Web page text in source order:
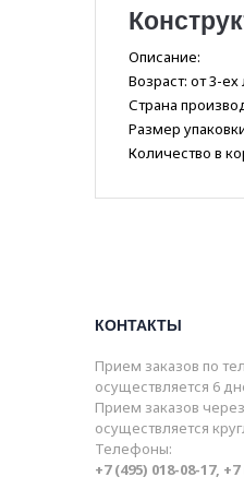
Описание:
Возраст: от 3-ех
Страна
Размер
Количество в
КОНТАКТЫ
Прием заказов по
осуществляется 6
Прием заказов
осуществляется
Телефоны:
+7 (495) 018-08-17,